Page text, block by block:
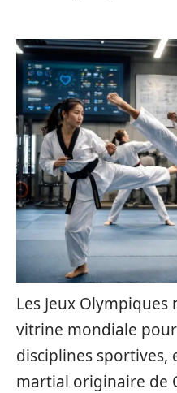
Les Jeux
vitrine mondiale
disciplines
martial originaire de